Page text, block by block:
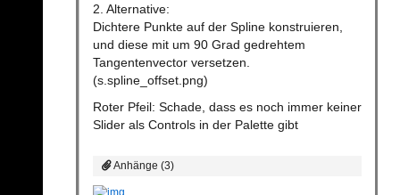
2. Alternative:
Dichtere Punkte auf der Spline konstruieren,
und diese mit um 90 Grad gedrehtem
Tangentenvector versetzen.
(s.spline_offset.png)
Roter Pfeil: Schade, dass es noch immer keiner
Slider als Controls in der Palette gibt
Anhänge (3)